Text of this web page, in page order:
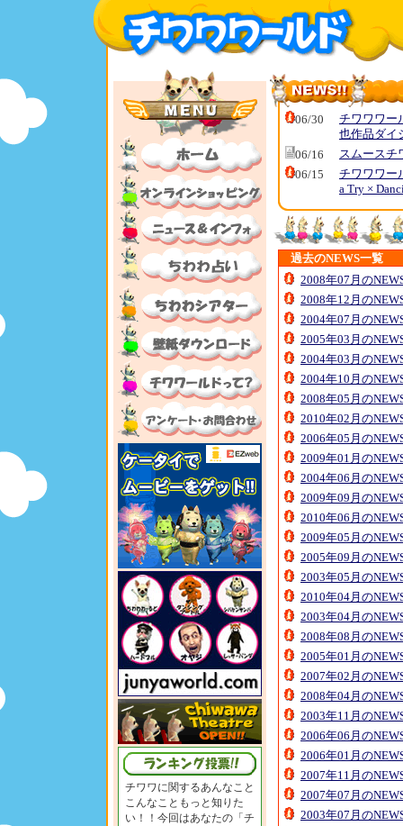
チワワに関するあんなこと
こんなこともっと知りた
い！！今回はあなたの「チ
06/30
チワワワー
也作品ダイ
06/16
スムース
06/15
チワワワー
a Try ×
過去のNEWS一覧
2008年07月の
2008年12月の
2004年07月の
2005年03月の
2004年03月の
2004年10月の
2008年05月の
2010年02月の
2006年05月の
2009年01月の
2004年06月の
2009年09月の
2010年06月の
2009年05月の
2005年09月の
2003年05月の
2010年04月の
2003年04月の
2008年08月の
2005年01月の
2007年02月の
2008年04月の
2003年11月の
2006年06月の
2006年01月の
2007年11月の
2007年07月の
2003年07月の